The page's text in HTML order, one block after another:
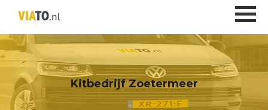
Kitbedrijf Zoetermeer